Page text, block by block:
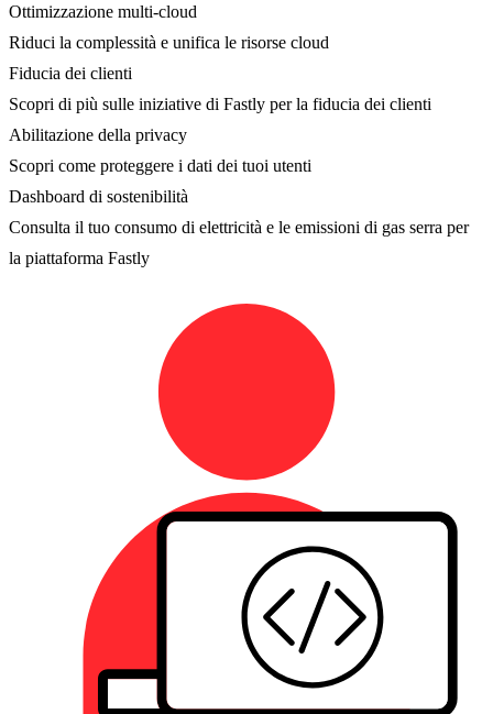
Ottimizzazione multi-cloud
Riduci la complessità e unifica le risorse cloud
Fiducia dei clienti
Scopri di più sulle iniziative di Fastly per la fiducia dei clienti
Abilitazione della privacy
Scopri come proteggere i dati dei tuoi utenti
Dashboard di sostenibilità
Consulta il tuo consumo di elettricità e le emissioni di gas serra per
la piattaforma Fastly